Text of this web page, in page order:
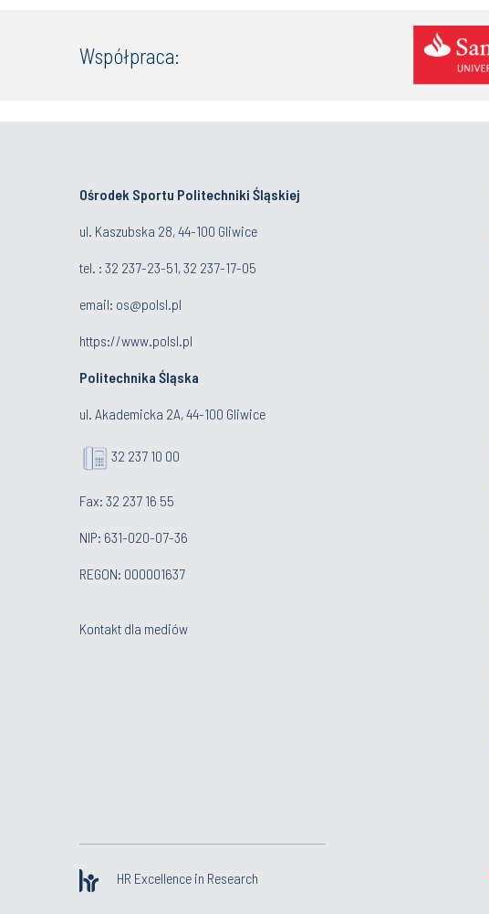
Współpraca:
Ośrodek Sportu Politechniki Śląskiej
ul. Kaszubska 28, 44-100 Gliwice
tel. : 32 237-23-51, 32 237-17-05
email: os@polsl.pl
https://www.polsl.pl
Politechnika Śląska
ul. Akademicka 2A, 44-100 Gliwice
32 237 10 00
Fax: 32 237 16 55
NIP: 631-020-07-36
REGON: 000001637
Kontakt dla mediów
HR Excellence in Research